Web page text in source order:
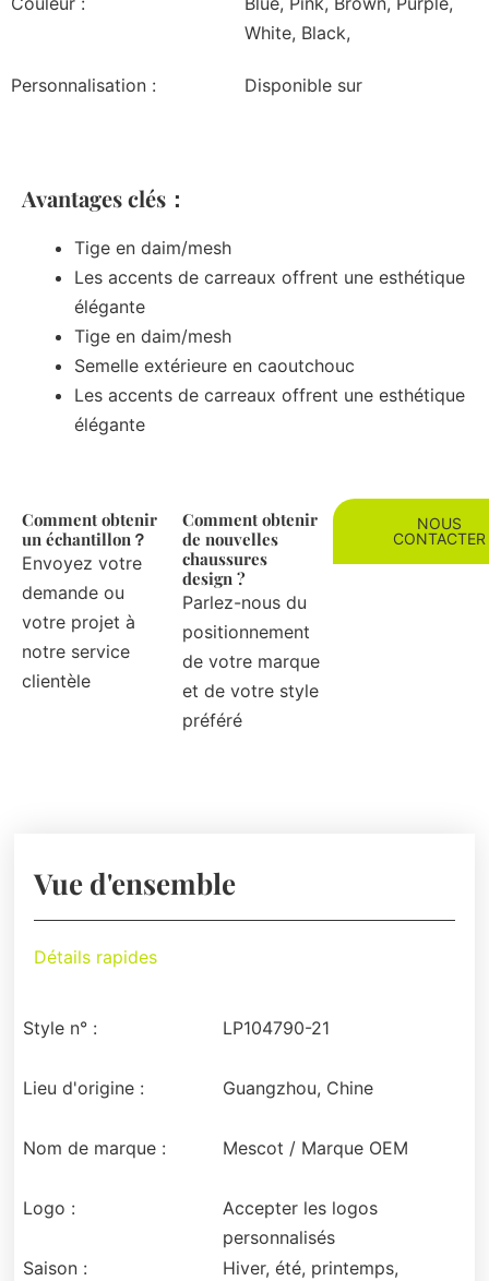
White, Black,
Personnalisation : Disponible sur
Avantages clés：
Tige en daim/mesh
Les accents de carreaux offrent une esthétique
élégante
Tige en daim/mesh
Semelle extérieure en caoutchouc
Les accents de carreaux offrent une esthétique
élégante
Comment obtenir
un échantillon？
Envoyez votre
demande ou
votre projet à
notre service
clientèle
Comment obtenir
de nouvelles
chaussures
design ?
Parlez-nous du
positionnement
de votre marque
et de votre style
préféré
NOUS
CONTACTER
Vue d'ensemble
Détails rapides
Style n° : LP104790-21
Lieu d'origine : Guangzhou, Chine
Nom de marque : Mescot / Marque OEM
Logo :
Accepter les logos
personnalisés
Saison :
Hiver, été, printemps,